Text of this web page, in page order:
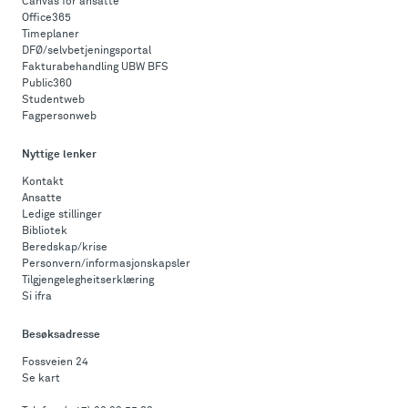
Office365
Timeplaner
DFØ/selvbetjeningsportal
Fakturabehandling UBW BFS
Public360
Studentweb
Fagpersonweb
Nyttige lenker
Kontakt
Ansatte
Ledige stillinger
Bibliotek
Beredskap/krise
Personvern/informasjonskapsler
Tilgjengelegheitserklæring
Si ifra
Besøksadresse
Fossveien 24
Se kart